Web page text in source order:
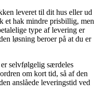
leveret til dit hus eller ud
et hak mindre prisbillig, men
type af levering er
løsning beroer på at du er
selvfølgelig særdeles
om kort tid, så af den
anslåede leveringstid ved